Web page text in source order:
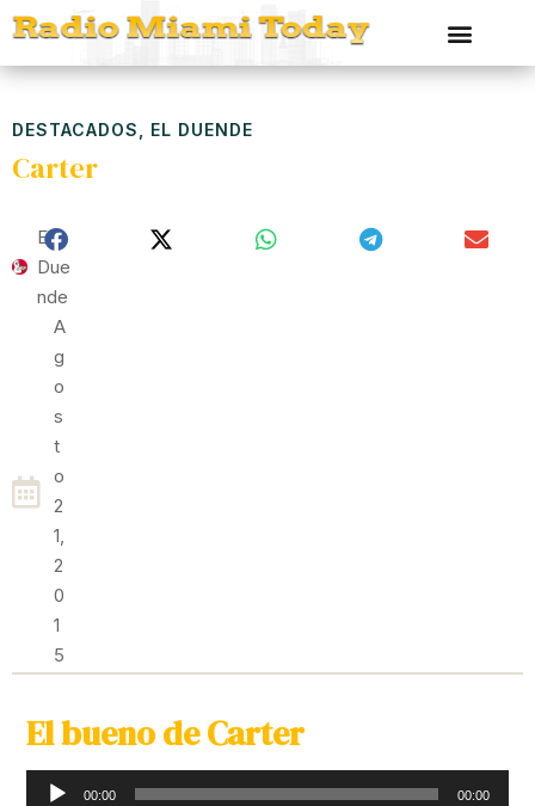
DESTACADOS EL DUENDE
Carter
El
Due
Nde
A
G
O
S
T
O
2
1,
2
0
1
5
El bueno de Carter
Reproductor
00:00 00:00